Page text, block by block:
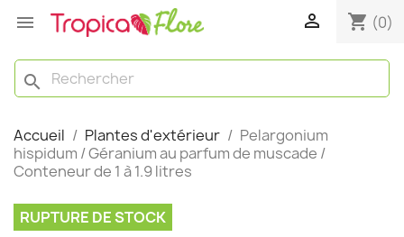
  shopping_cart (0)
search
Accueil Plantes d'extérieur
Pelargonium
hispidum / Géranium au parfum de muscade /
Conteneur de 1 à 1.9 litres
RUPTURE DE STOCK